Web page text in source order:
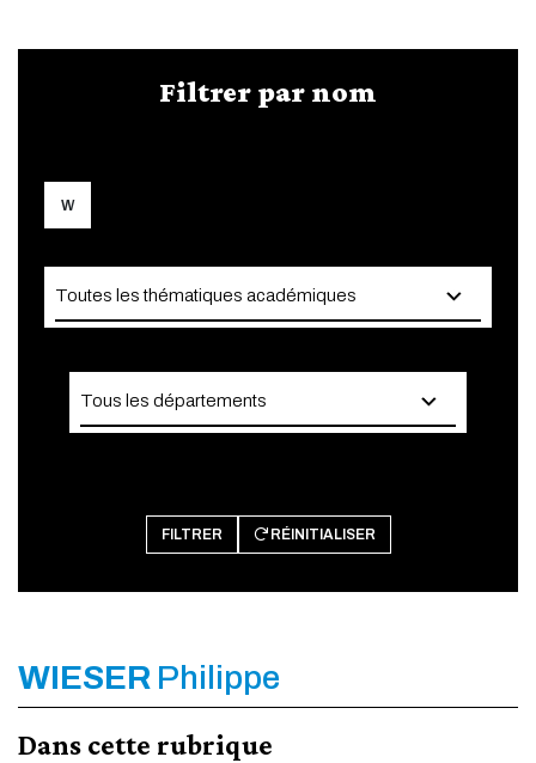
Filtrer par nom
W
FILTRER RÉINITIALISER
WIESER Philippe
Dans cette rubrique